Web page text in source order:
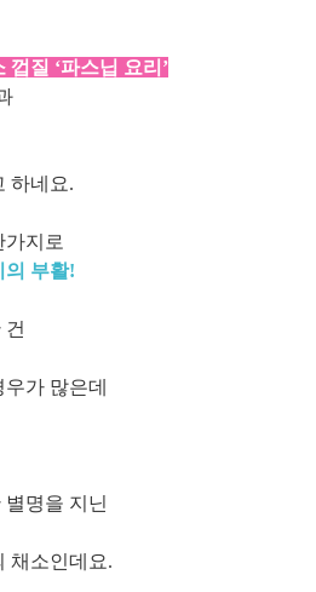
질 ‘파스닙 요리’
하네요.
가지로
의 부활!
가 많은데
명을 지닌
채소인데요.